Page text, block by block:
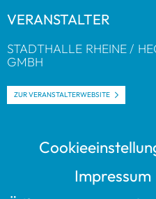
VER­AN­STAL­TER
STADT­HALLE RHEINE /
GMBH
ZUR VER­AN­STAL­TER­WEB­SITE
Impres­sum